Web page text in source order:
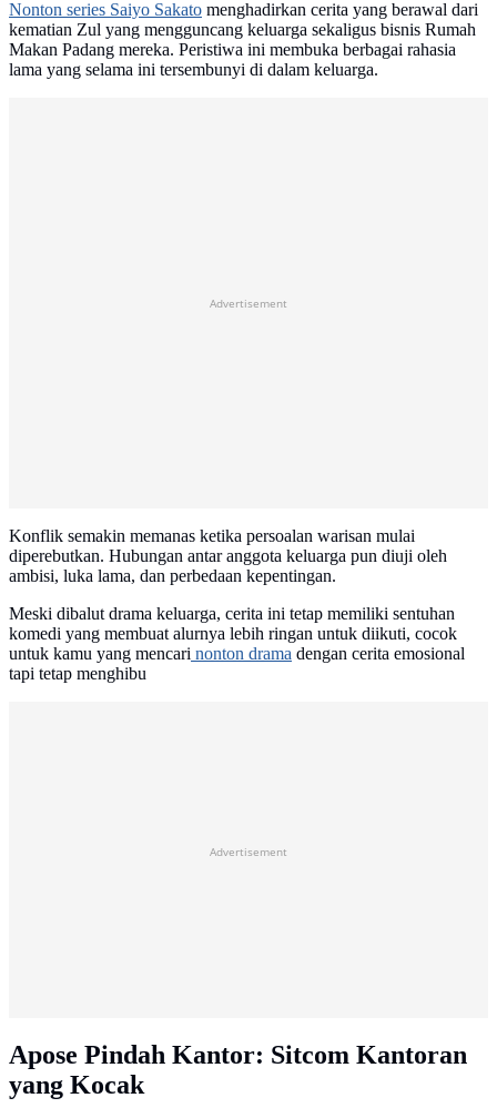
Nonton series Saiyo Sakato menghadirkan cerita yang berawal dari
kematian Zul yang mengguncang keluarga sekaligus bisnis Rumah
Makan Padang mereka. Peristiwa ini membuka berbagai rahasia
lama yang selama ini tersembunyi di dalam keluarga.
Advertisement
Konflik semakin memanas ketika persoalan warisan mulai
diperebutkan. Hubungan antar anggota keluarga pun diuji oleh
ambisi, luka lama, dan perbedaan kepentingan.
Meski dibalut drama keluarga, cerita ini tetap memiliki sentuhan
komedi yang membuat alurnya lebih ringan untuk diikuti, cocok
untuk kamu yang mencari nonton drama dengan cerita emosional
tapi tetap menghibu
Advertisement
Apose Pindah Kantor: Sitcom Kantoran
yang Kocak